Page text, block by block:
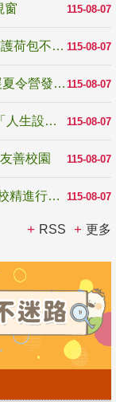
115-08-07
115-08-07
反詐騙宣導_防詐有道，霹靂布袋戲陪你守護荷包不受騙
115-08-07
跨越限制，探索潛能！115年多元潛能發展夏令營發掘生命無限可能
115-08-07
高齡不是終點而是夢想起點！教育部打造「人生設計夢工場」 參展第3屆高齡健康產業博覽會
115-08-07
善校園
115-08-07
強化學習歷程檔案推動效能 國教署攜手學校精進行政與教學支持
RSS 更多